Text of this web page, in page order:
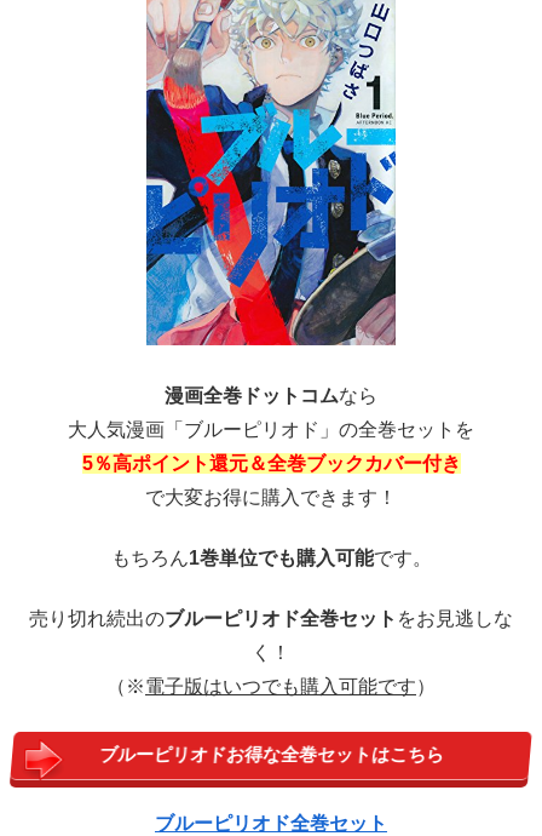
漫画全巻ドットコムなら
大人気漫画「ブルーピリオド」の全巻セットを
5％高ポイント還元＆全巻ブックカバー付き
で大変お得に購入できます！
もちろん1巻単位でも購入可能です。
売り切れ続出のブルーピリオド全巻セット をお見逃しな
く！
（※電子版はいつでも購入可能です）
ブルーピリオドお得な全巻セットはこちら
ブルーピリオド全巻セット